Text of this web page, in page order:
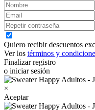
Quiero recibir descuentos
Ver los términos y
Finalizar registro
o iniciar sesión
×
Aceptar